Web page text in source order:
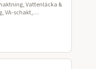
Vattenläcka &
VA-schakt,
Betongbilning,